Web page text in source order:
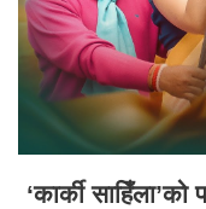
‘कार्की साहिँला’को